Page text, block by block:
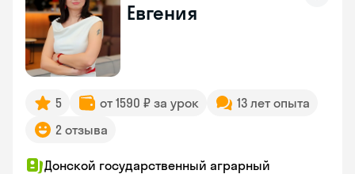
Евгения
5 от 1590 ₽ за урок
13 лет опыта
2 отзыва
Донской государственный аграрный